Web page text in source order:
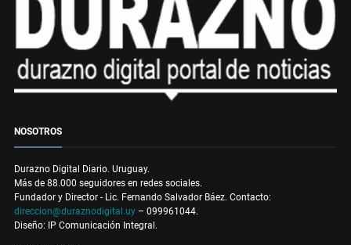
NOSOTROS
Durazno Digital Diario. Uruguay.
Más de 88.000 seguidores en redes sociales.
Fundador y Director - Lic. Fernando Salvador Báez. Contacto:
direccion@duraznodigital.uy – 099961044.
Diseño: IP Comunicación Integral.